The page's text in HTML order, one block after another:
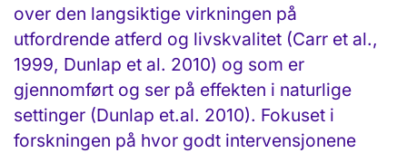
over den langsiktige virkningen på
utfordrende atferd og livskvalitet (Carr et al.,
1999, Dunlap et al. 2010) og som er
gjennomført og ser på effekten i naturlige
settinger (Dunlap et.al. 2010). Fokuset i
forskningen på hvor godt intervensjonene